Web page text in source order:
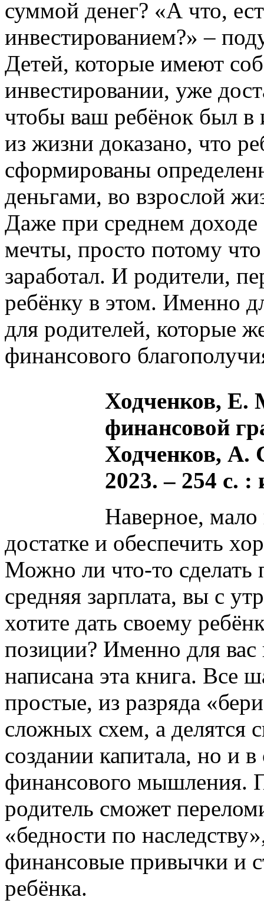
суммой денег? «А что,
инвестированием?» –
Детей, которые имеют
инвестировании, уже
чтобы ваш ребёнок был
из жизни доказано, что
сформированы
деньгами, во взрослой
Даже при среднем доходе
мечты, просто потому
заработал. И родители,
ребёнку в этом. Именно
для родителей, которые
финансового
Ходченков, Е.
финансовой
Ходченков, А.
2023. – 254 с.
Наверное,
достатке и обеспечить
Можно ли что-то сделать
средняя зарплата, вы с
хотите дать своему
позиции? Именно для
написана эта книга. Все
простые, из разряда
сложных схем, а делятся
создании капитала, но и
финансового мышления.
родитель сможет
«бедности по
финансовые привычки и
ребёнка.